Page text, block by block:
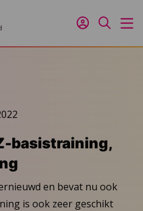
Inloggen
Zoeken
basistraining,
en bevat nu ook
is ook zeer geschikt